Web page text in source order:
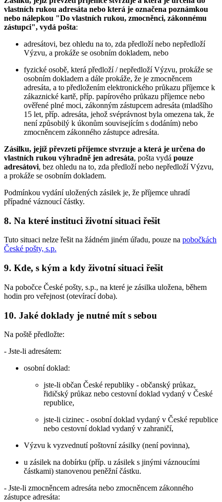
vlastních rukou adresáta nebo která je označena poznámkou
nebo nálepkou "Do vlastních rukou, zmocněnci, zákonnému
zástupci", vydá pošta:
adresátovi, bez ohledu na to, zda předloží nebo nepředloží
Výzvu, a prokáže se osobním dokladem, nebo
fyzické osobě, která předloží / nepředloží Výzvu, prokáže se
osobním dokladem a dále prokáže, že je zmocněncem
adresáta, a to předložením elektronického průkazu příjemce k
zákaznické kartě, příp. papírového průkazu příjemce nebo
ověřené plné moci, zákonným zástupcem adresáta (mladšího
15 let, příp. adresáta, jehož svéprávnost byla omezena tak, že
není způsobilý k úkonům souvisejícím s dodáním) nebo
zmocněncem zákonného zástupce adresáta.
Zásilku, jejíž převzetí příjemce stvrzuje a která je určena do
vlastních rukou výhradně jen adresáta, pošta vydá pouze
adresátovi, bez ohledu na to, zda předloží nebo nepředloží Výzvu,
a prokáže se osobním dokladem.
Podmínkou vydání uložených zásilek je, že příjemce uhradí
případné váznoucí částky.
8. Na které instituci životní situaci řešit
Tuto situaci nelze řešit na žádném jiném úřadu, pouze na pobočkách
České pošty, s.p.
9. Kde, s kým a kdy životní situaci řešit
Na pobočce České pošty, s.p., na které je zásilka uložena, během
hodin pro veřejnost (otevírací doba).
10. Jaké doklady je nutné mít s sebou
Na poště předložte:
- Jste-li adresátem:
osobní doklad:
jste-li občan České republiky - občanský průkaz,
řidičský průkaz nebo cestovní doklad vydaný v České
republice,
jste-li cizinec - osobní doklad vydaný v České republice
nebo cestovní doklad vydaný v zahraničí,
Výzvu k vyzvednutí poštovní zásilky (není povinna),
u zásilek na dobírku (příp. u zásilek s jinými váznoucími
částkami) stanovenou peněžní částku.
- Jste-li zmocněncem adresáta nebo zmocněncem zákonného
zástupce adresáta: